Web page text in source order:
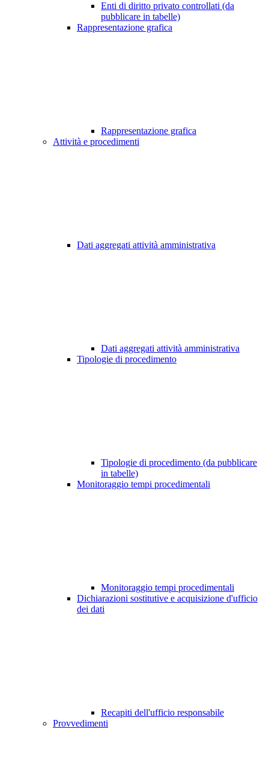
Enti di diritto privato controllati (da
pubblicare in tabelle)
Rappresentazione grafica
Rappresentazione grafica
Attività e procedimenti
Dati aggregati attività amministrativa
Dati aggregati attività amministrativa
Tipologie di procedimento
Tipologie di procedimento (da pubblicare
in tabelle)
Monitoraggio tempi procedimentali
Monitoraggio tempi procedimentali
Dichiarazioni sostitutive e acquisizione d'ufficio
dei dati
Recapiti dell'ufficio responsabile
Provvedimenti